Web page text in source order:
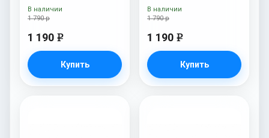
Navy
1 790 р
1 190 e
Купить
В наличии
1 790 р
1 190 e
Купить
В наличии